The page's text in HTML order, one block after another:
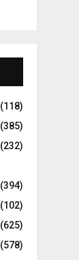
(118)
(385)
(232)
(394)
(102)
(625)
(578)